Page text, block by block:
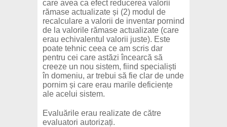
care avea ca efect reducerea valorii
rămase actualizate și (2) modul de
recalculare a valorii de inventar pornind
de la valorile rămase actualizate (care
erau echivalentul valorii juste). Este
poate tehnic ceea ce am scris dar
pentru cei care astăzi încearcă să
creeze un nou sistem, fiind specialiști
în domeniu, ar trebui să fie clar de unde
pornim și care erau marile deficiențe
ale acelui sistem.
Evaluările erau realizate de către
evaluatori autorizați.